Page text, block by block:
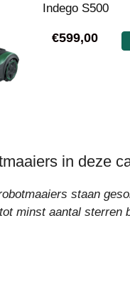
Indego S500
€599,00
in deze
staan
minst aantal sterren